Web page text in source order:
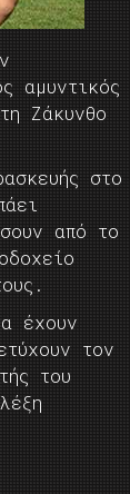
αμυντικός
Ζάκυνθο
στο
από το
έχουν
τον
του